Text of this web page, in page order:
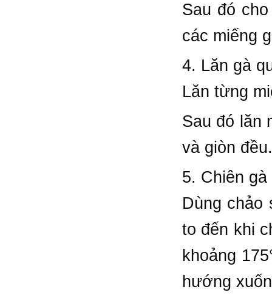
Sau đó
các miếng
4. Lăn gà
Lăn từng
Sau đó lăn
và giòn đều.
5. Chiên gà
Dùng chảo
to đến khi
khoảng
hướng